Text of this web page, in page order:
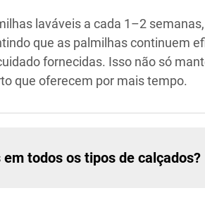
laváveis a cada 1–2
que as palmilhas continuem
fornecidas. Isso não só
que oferecem por mais tempo.
todos os tipos de calçados?